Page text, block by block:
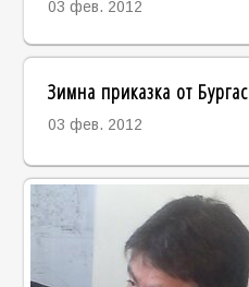
03 фев. 2012
Зимна приказка от Бургас
03 фев. 2012